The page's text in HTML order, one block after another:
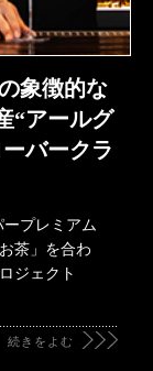
象徴的な
“アールグ
バークラ
ープレミアム
茶」を合わ
ジェクト
続きをよむ